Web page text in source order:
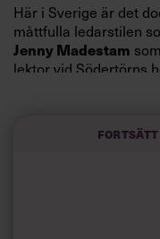
Här i Sverige är det
måttfulla ledarstilen
Jenny Madestam
lektor vid Södertörns
kompetenta och stå
spelevink i
önskningar som